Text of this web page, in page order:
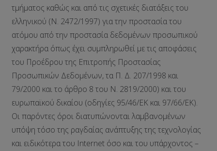
τμήματος καθώς και από τις σχετικές διατάξεις του
ελληνικού (Ν. 2472/1997) για την προστασία του
ατόμου από την προστασία δεδομένων προσωπικού
χαρακτήρα όπως έχει συμπληρωθεί με τις αποφάσεις
του Προέδρου της Επιτροπής Προστασίας
Προσωπικών Δεδομένων, τα Π. Δ. 207/1998 και
79/2000 και το άρθρο 8 του Ν. 2819/2000) και του
ευρωπαϊκού δικαίου (οδηγίες 95/46/ΕΚ και 97/66/ΕΚ).
Οι παρόντες όροι διατυπώνονται λαμβανομένων
υπόψη τόσο της ραγδαίας ανάπτυξης της τεχνολογίας
και ειδικότερα του Internet όσο και του υπάρχοντος –